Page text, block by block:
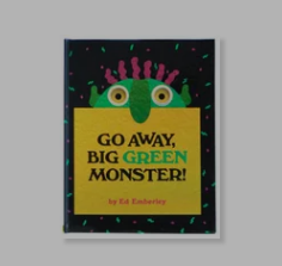
45%
dcto.
$ 29.82
$ 16.40